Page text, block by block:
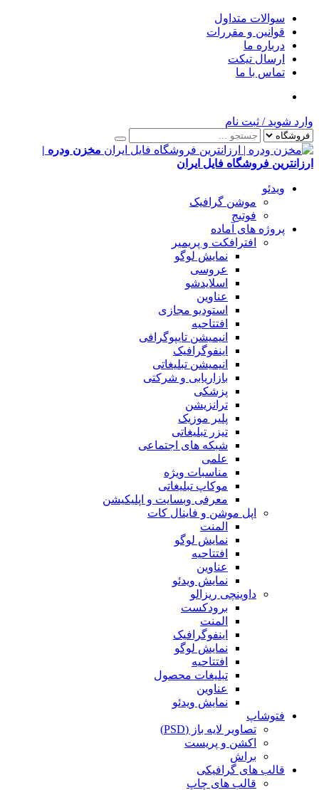
سوالات متداول
قوانین و مقررات
درباره ما
ارسال تیکت
تماس با ما
وارد شوید / ثبت نام
مخزن ودره |
ارزانترین فروشگاه فایل ایران
ویدئو
موشن گرافیک
فوتیج
پروژه های آماده
افترافکت و پریمیر
نمایش لوگو
عروسی
اسلایدشو
عناوین
استودیو مجازی
افتتاحیه
انیمیشن تایپوگرافی
اینفوگرافیک
انیمیشن تبلیغاتی
بازاریابی و شرکتی
پزشکی
ترانزیشن
پلیر موزیک
تیزر تبلیغاتی
شبکه های اجتماعی
علمی
مناسبات ویژه
موکاپ تبلیغاتی
معرفی وبسایت و اپلیکیشن
اپل موشن و فاینال کات
المنت
نمایش لوگو
افتتاحیه
عناوین
نمایش ویدئو
داوینچی ریزالو
برودکست
المنت
اینفوگرافیک
نمایش لوگو
افتتاحیه
تبلیغات محصول
عناوین
نمایش ویدئو
فتوشاپ
تصاویر لایه باز (PSD)
اکشن و پریست
براش
قالب های گرافیکی
قالب های چاپ